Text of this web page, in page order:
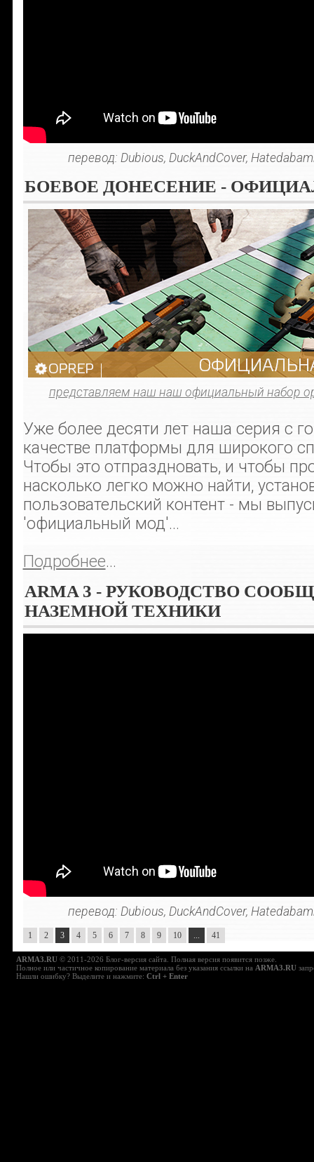
перевод: Dubious, DuckAndCover,
БОЕВОЕ ДОНЕСЕНИЕ -
представляем наш наш официальный набор
Уже более десяти лет наша серия с
качестве платформы для широкого
Чтобы это отпраздновать, и чтобы
насколько легко можно найти,
пользовательский контент - мы
'официальный мод'...
Подробнее...
ARMA 3 - РУКОВОДСТВО
НАЗЕМНОЙ ТЕХНИКИ
перевод: Dubious, DuckAndCover,
1 2 3 4 5 6 7 8 9 10 ... 41
ARMA3.RU© 2011-2026 Блог-версия сайта. Полная версия появится позже.
Полное или частичное копирование материала без указания ссылки на ARMA3.RU
Нашли ошибку? Выделите и нажмите: Ctrl + Enter